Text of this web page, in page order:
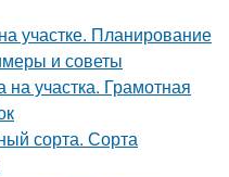
участке. Планирование
и советы
участка. Грамотная
сорта. Сорта